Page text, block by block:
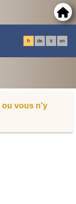
fr de it en
ou vous n'y